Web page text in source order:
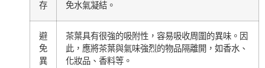
存
免水氣凝結。
避
免
異
茶葉具有很強的吸附性，容易吸收周圍的異味。因
此，應將茶葉與氣味強烈的物品隔離開，如香水、
化妝品、香料等。